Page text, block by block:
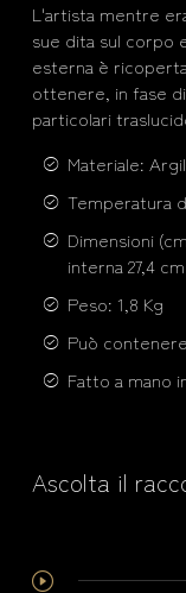
L'artista mentre
sue dita sul corpo
esterna è
ottenere, in fase
particolari
Materiale:
Temperatura
Dimensioni
interna 27,4 cm
Peso: 1,8 Kg
Può
Fatto a mano
Ascolta il